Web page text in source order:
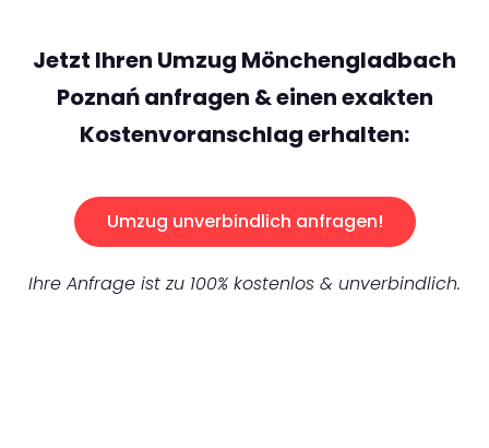
Jetzt Ihren Umzug Mönchengladbach
Poznań anfragen & einen exakten
Kostenvoranschlag erhalten:
Umzug unverbindlich anfragen!
Ihre Anfrage ist zu 100% kostenlos & unverbindlich.